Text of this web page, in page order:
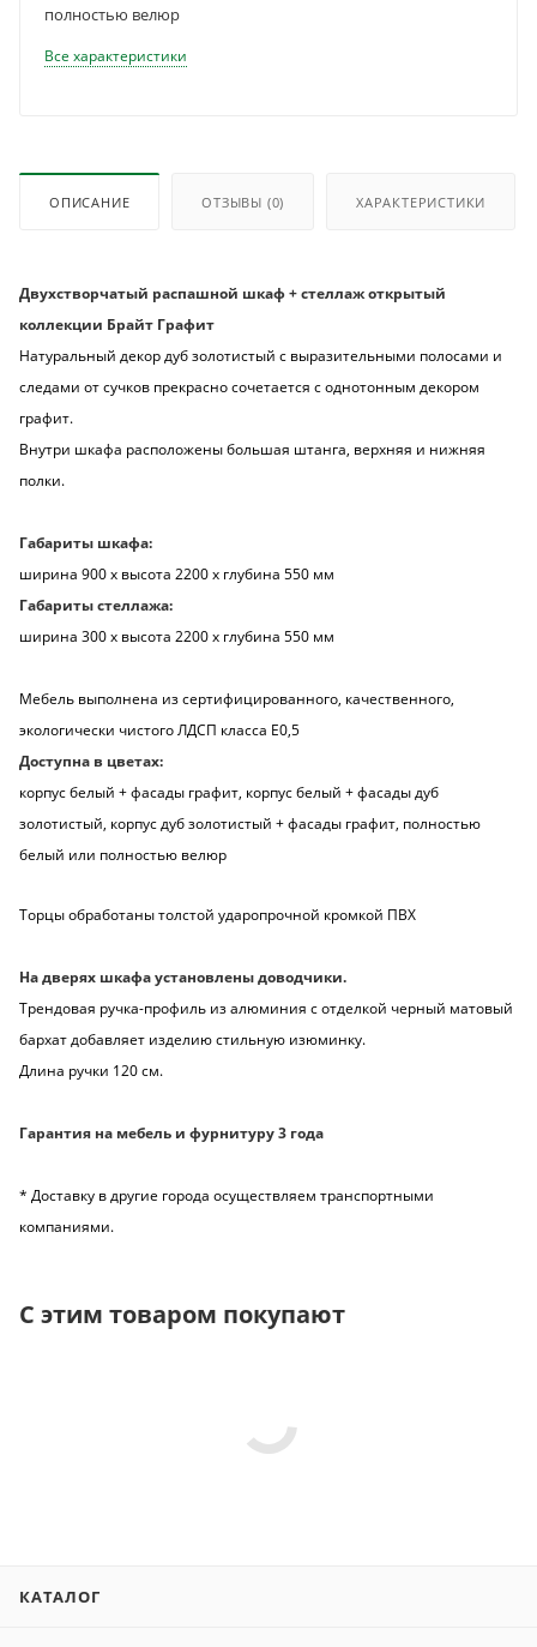
полностью велюр
Все характеристики
ОПИСАНИЕ ОТЗЫВЫ (0) ХАРАКТЕРИСТИКИ
Двухстворчатый распашной шкаф + стеллаж открытый
коллекции Брайт Графит
Натуральный декор дуб золотистый с выразительными полосами и
следами от сучков прекрасно сочетается с однотонным декором
графит.
Внутри шкафа расположены большая штанга, верхняя и нижняя
полки.
Габариты шкафа:
ширина 900 х высота 2200 х глубина 550 мм
Габариты стеллажа:
ширина 300 х высота 2200 х глубина 550 мм
Мебель выполнена из сертифицированного, качественного,
экологически чистого ЛДСП класса Е0,5
Доступна в цветах:
корпус белый + фасады графит, корпус белый + фасады дуб
золотистый, корпус дуб золотистый + фасады графит, полностью
белый или полностью велюр
Торцы обработаны толстой ударопрочной кромкой ПВХ
На дверях шкафа установлены доводчики.
Трендовая ручка-профиль из алюминия с отделкой черный матовый
бархат добавляет изделию стильную изюминку.
Длина ручки 120 см.
Гарантия на мебель и фурнитуру 3 года
* Доставку в другие города осуществляем транспортными
компаниями.
С этим товаром покупают
КАТАЛОГ